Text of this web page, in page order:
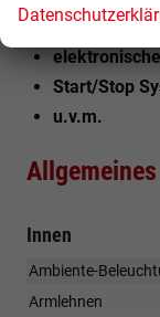
Start/Stop
u.v.m.
Allgemeines
Innen
Ambiente-
Armlehnen